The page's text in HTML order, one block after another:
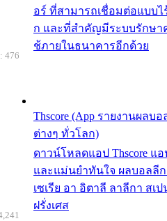
อร์ ที่สามารถเชื่อมต่อแบบ
ก และที่สำคัญมีระบบรักษา
ช้ภายในธนาคารอีกด้วย
Thscore (App รายงานผล
ต่างๆ ทั่วโลก)
ดาวน์โหลดแอป Thscore แ
และแม่นยำทันใจ ผลบอลลี
เซเรีย อา อิตาลี ลาลีกา สเ
ฝรั่งเศส
476